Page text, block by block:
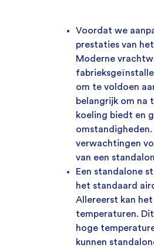
Voordat we
prestaties van
Moderne
om te voldoen
belangrijk om na
koeling biedt en
verwachtingen
van een
Een standalone
het standaard
Allereerst kan
temperaturen.
hoge
kunnen